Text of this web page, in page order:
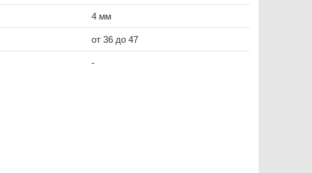
4 мм
от 36 до 47
-